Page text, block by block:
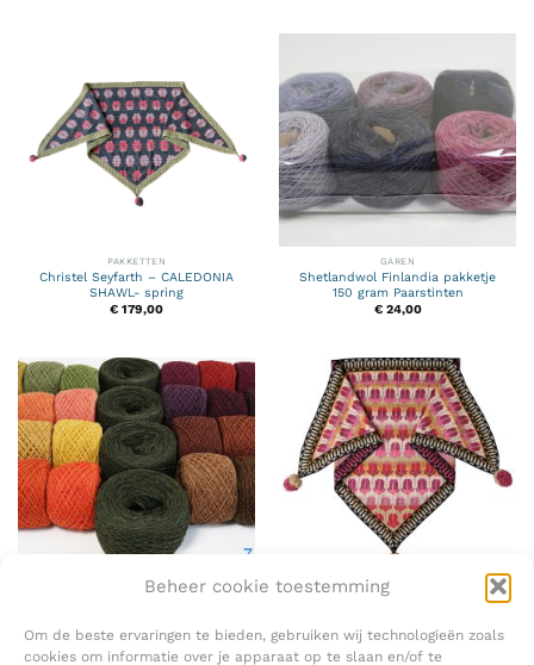
Beheer cookie toestemming
Om de beste ervaringen te bieden, gebruiken wij technologieën zoals
cookies om informatie over je apparaat op te slaan en/of te
PAKKETTEN
Christel Seyfarth – CALEDONIA
SHAWL- spring
€ 179,00
GAREN
Shetlandwol Finlandia pakketje
150 gram Paarstinten
€24,00
GAREN
€ 124,00
PAKKETTEN
Christel Seyfarth – LILY SHAWL –
€179,00